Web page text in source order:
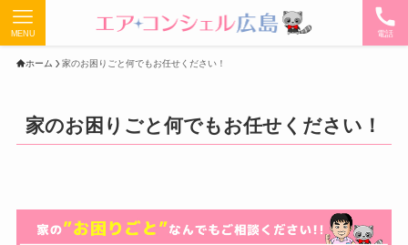
電話
MENU
ホーム 家のお困りごと何でもお任せください！
家のお困りごと何でもお任せください！